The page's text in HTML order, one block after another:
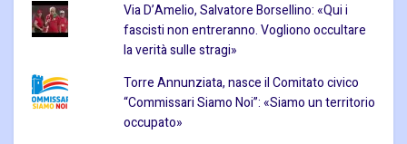
Via D’Amelio, Salvatore Borsellino: «Qui i
fascisti non entreranno. Vogliono occultare
la verità sulle stragi»
Torre Annunziata, nasce il Comitato civico
“Commissari Siamo Noi”: «Siamo un territorio
occupato»